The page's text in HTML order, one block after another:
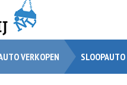
VERKOPEN SLOOPAUTO